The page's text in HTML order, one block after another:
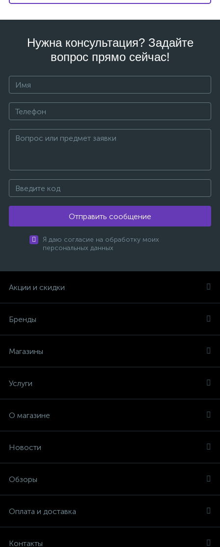
Нужна консультация? Задайте
вопрос прямо сейчас!
Отправить сообщение
Я даю согласие на обработку моих
персональных данных
Акции и скидки
Бренды
Магазины
Услуги
О магазине
Новости
Обзоры
Оплата и доставка
Контакты